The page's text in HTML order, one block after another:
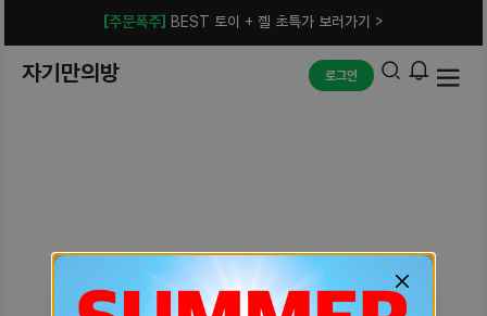
[주문폭주] BEST 토이 + 젤 초특가 보러가기 >
자기만의방 로그인